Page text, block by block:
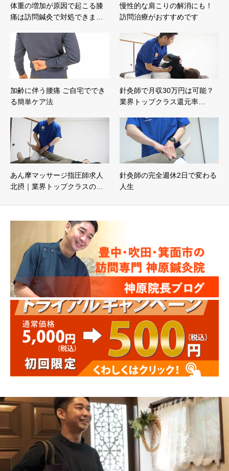
体重の増加が原因で起こる膝
痛は訪問鍼灸で対処できま…
慢性的な肩こりの解消にも！
訪問治療がおすすめです
加齢に伴う腰痛 ご自宅ででき
る簡単ケア法
針灸師で月収30万円は可能？
業界トップクラス還元率…
あん摩マッサージ指圧師求人
北摂｜業界トップクラスの…
針灸師の完全週休2日で変わる
人生